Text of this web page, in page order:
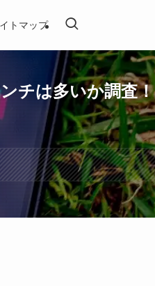
トマップ
チは多いか調査！